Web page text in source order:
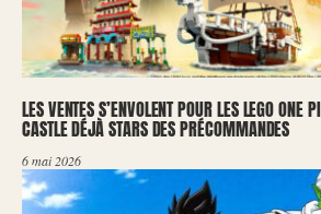
LES VENTES S’ENVOLENT POUR LES LEGO ONE
CASTLE DÉJÀ STARS DES PRÉCOMMANDES
6 mai 2026